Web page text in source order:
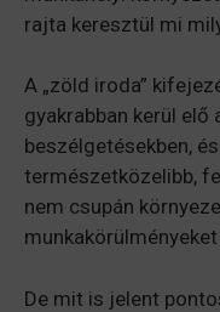
rajta keresztül mi
A „zöld iroda”
gyakrabban kerül
beszélgetésekben,
természetközelibb,
nem csupán
De mit is jelent